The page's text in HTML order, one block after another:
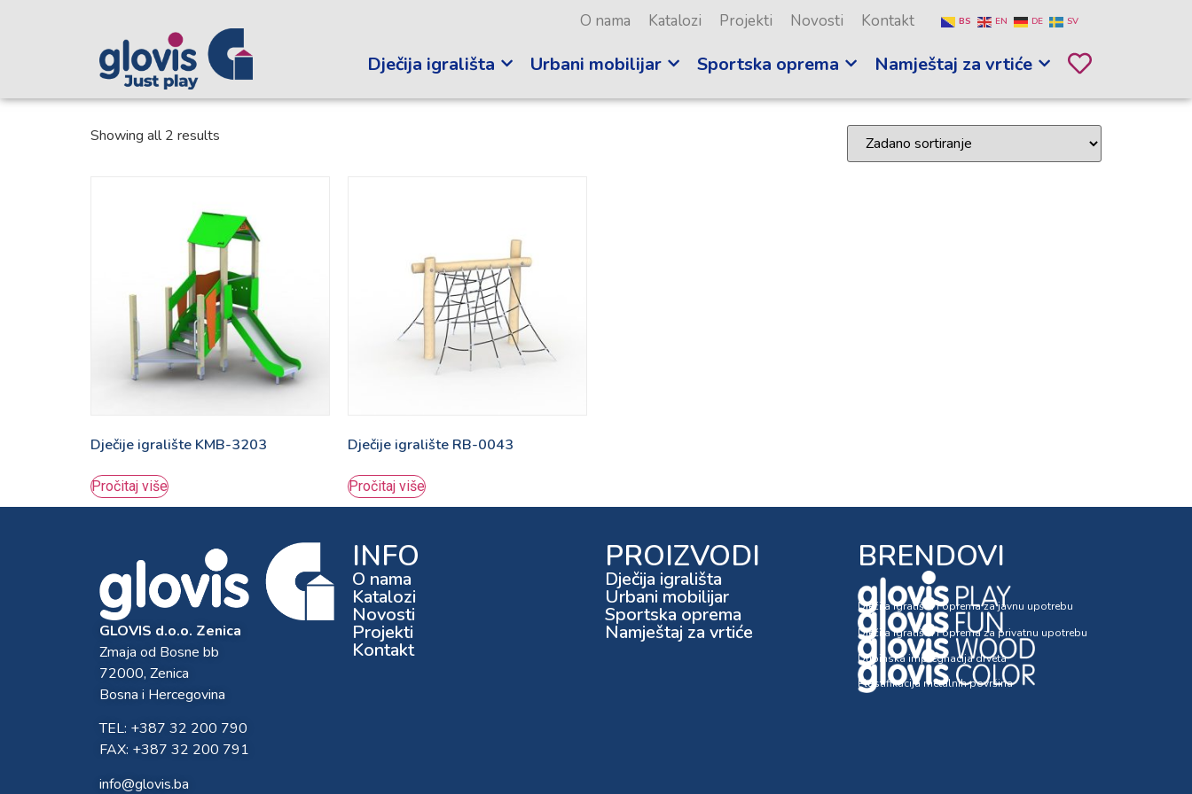
O nama Katalozi Projekti Novosti Kontakt BS EN DE SV
Dječija igrališta Urbani mobilijar Sportska oprema Namještaj za vrtiće
Showing all 2 results
Dječije igralište KMB-3203
Pročitaj više
Dječije igralište RB-0043
Pročitaj više
GLOVIS d.o.o. Zenica
Zmaja od Bosne bb
72000, Zenica
Bosna i Hercegovina
TEL: +387 32 200 790
FAX: +387 32 200 791
info@glovis.ba
INFO
O nama
Katalozi
Novosti
Projekti
Kontakt
PROIZVODI
Dječija igrališta
Urbani mobilijar
Sportska oprema
Namještaj za vrtiće
BRENDOVI
Dječija igrališta i oprema za javnu upotrebu
Dječija igrališta i oprema za privatnu upotrebu
Dubinska impregnacija drveta
Plastifikacija metalnih površina